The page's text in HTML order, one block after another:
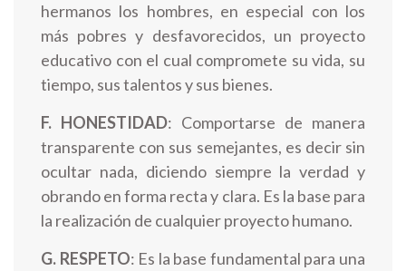
hermanos los hombres, en especial con los
más pobres y desfavorecidos, un proyecto
educativo con el cual compromete su vida, su
tiempo, sus talentos y sus bienes.
F. HONESTIDAD: Comportarse de manera
transparente con sus semejantes, es decir sin
ocultar nada, diciendo siempre la verdad y
obrando en forma recta y clara. Es la base para
la realización de cualquier proyecto humano.
G. RESPETO: Es la base fundamental para una